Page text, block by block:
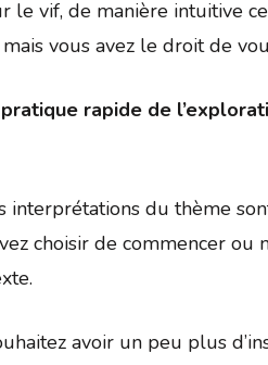
le vif, de manière intuitive
vous avez le droit de
rapide de
interprétations du thème
choisir de commencer ou
avoir un peu plus